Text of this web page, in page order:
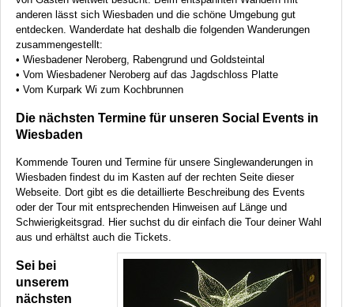
anderen lässt sich Wiesbaden und die schöne Umgebung gut
entdecken. Wanderdate hat deshalb die folgenden Wanderungen
zusammengestellt:
• Wiesbadener Neroberg, Rabengrund und Goldsteintal
• Vom Wiesbadener Neroberg auf das Jagdschloss Platte
• Vom Kurpark Wi zum Kochbrunnen
Die nächsten Termine für unseren Social Events in
Wiesbaden
Kommende Touren und Termine für unsere Singlewanderungen in
Wiesbaden findest du im Kasten auf der rechten Seite dieser
Webseite. Dort gibt es die detaillierte Beschreibung des Events
oder der Tour mit entsprechenden Hinweisen auf Länge und
Schwierigkeitsgrad. Hier suchst du dir einfach die Tour deiner Wahl
aus und erhältst auch die Tickets.
Sei bei
unserem
nächsten